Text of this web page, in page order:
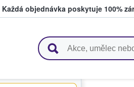
Každá objednávka poskytuje 100%
vstupenky